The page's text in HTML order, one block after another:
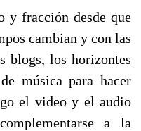
y fracción desde que
cambian y con las
blogs, los horizontes
música para hacer
el video y el audio
a la